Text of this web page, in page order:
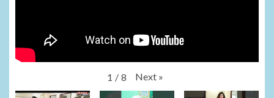
1 / 8 Next »